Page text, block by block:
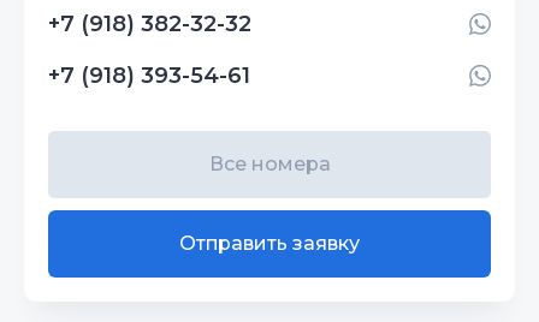
+7 (918) 382-32-32
+7 (918) 393-54-61
Все номера
Отправить заявку